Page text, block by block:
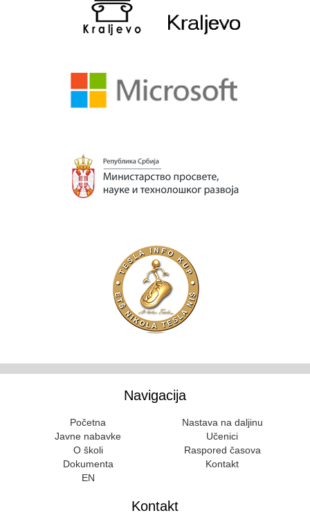
Navigacija
Početna
Nastava na daljinu
Javne nabavke
Učenici
O školi
Raspored časova
Dokumenta
Kontakt
EN
Kontakt